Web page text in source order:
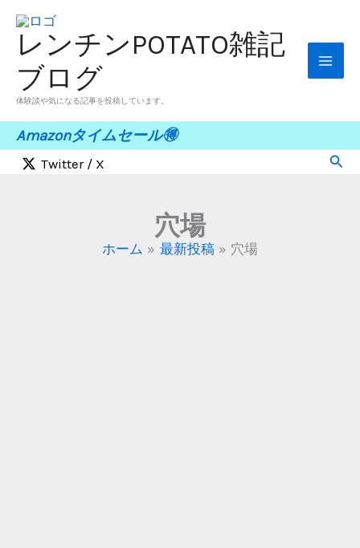
ッ
プ
レンチンPOTATO雑記
ブログ
体験談や気になる記事を投稿しています。
Amazonタイムセール🉐
Twitter / X
検
穴場
ホーム 最新投稿 穴場